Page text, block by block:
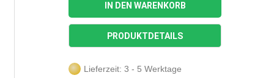
IN DEN WARENKORB
PRODUKTDETAILS
Lieferzeit: 3 - 5 Werktage